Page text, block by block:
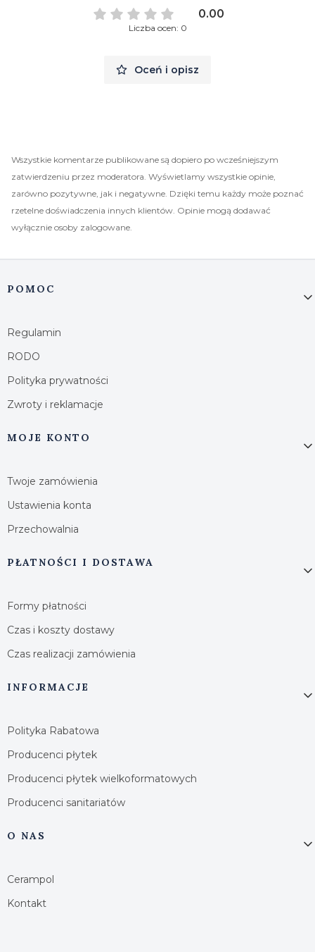
0.00
Liczba ocen: 0
Oceń i opisz
Wszystkie komentarze publikowane są dopiero po wcześniejszym
zatwierdzeniu przez moderatora. Wyświetlamy wszystkie opinie,
zarówno pozytywne, jak i negatywne. Dzięki temu każdy może poznać
rzetelne doświadczenia innych klientów. Opinie mogą dodawać
wyłącznie osoby zalogowane.
Linki w stopce
POMOC
Regulamin
RODO
Polityka prywatności
Zwroty i reklamacje
MOJE KONTO
Twoje zamówienia
Ustawienia konta
Przechowalnia
PŁATNOŚCI I DOSTAWA
Formy płatności
Czas i koszty dostawy
Czas realizacji zamówienia
INFORMACJE
Polityka Rabatowa
Producenci płytek
Producenci płytek wielkoformatowych
Producenci sanitariatów
O NAS
Cerampol
Kontakt